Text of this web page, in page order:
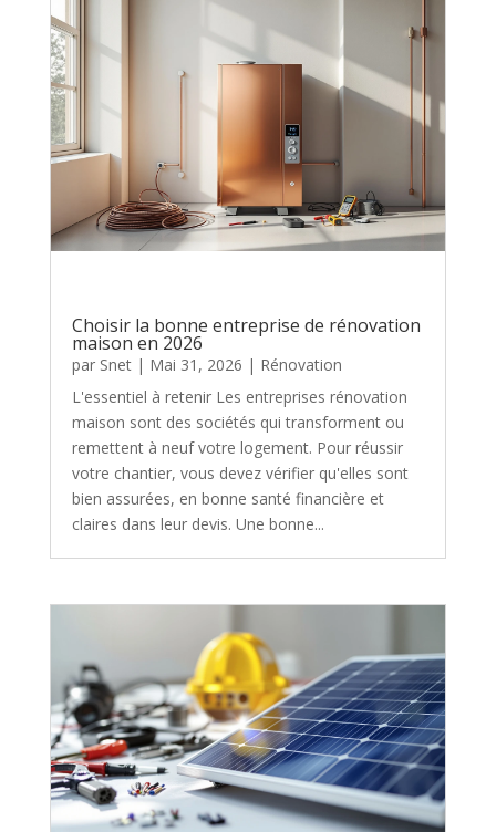
Choisir la bonne entreprise de rénovation
maison en 2026
par Snet| Mai 31, 2026 | Rénovation
L'essentiel à retenir Les entreprises rénovation
maison sont des sociétés qui transforment ou
remettent à neuf votre logement. Pour réussir
votre chantier, vous devez vérifier qu'elles sont
bien assurées, en bonne santé financière et
claires dans leur devis. Une bonne...